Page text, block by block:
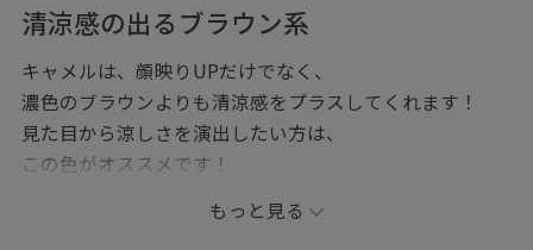
清涼感の出るブラウン系
キャメルは、顔映りUPだけでなく、
濃色のブラウンよりも清涼感をプラスしてくれます！
見た目から涼しさを演出したい方は、
この色がオススメです！
いつもご覧いただきありがとうございます♪
もっと見る